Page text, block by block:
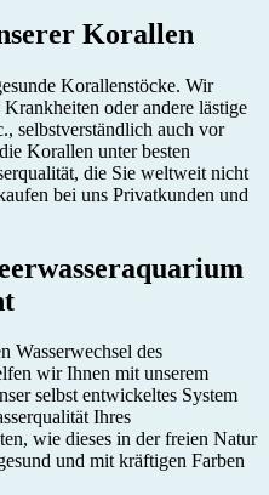
Korallen
Korallenstöcke. Wir
oder andere lästige
selbstverständlich auch vor
Korallen unter besten
die Sie weltweit nicht
bei uns Privatkunden und
Wasserwechsel des
wir Ihnen mit unserem
selbst entwickeltes System
Ihres
wie dieses in der freien Natur
und mit kräftigen Farben